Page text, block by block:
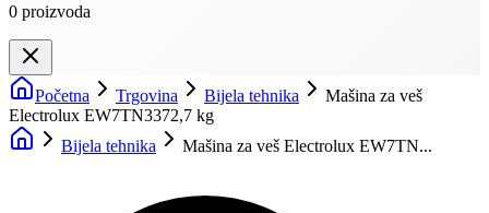
0 proizvoda
Početna Trgovina Bijela tehnika
Mašina za veš
Electrolux EW7TN3372,7 kg
Bijela tehnika
Mašina za veš Electrolux EW7TN...